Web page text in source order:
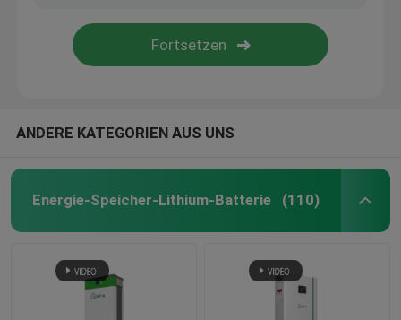
ANDERE KATEGORIEN AUS UNS
Energie-Speicher-Lithium-Batterie (110)